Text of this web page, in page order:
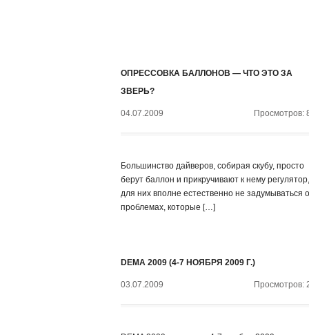
ОПРЕССОВКА БАЛЛОНОВ — ЧТО ЭТО ЗА
ЗВЕРЬ?
04.07.2009 Просмотров:
Большинство дайверов, собирая скубу, просто
берут баллон и прикручивают к нему
для них вполне естественно не задумываться о
проблемах, которые […]
DEMA 2009 (4-7 НОЯБРЯ 2009 Г.)
03.07.2009 Просмотров: